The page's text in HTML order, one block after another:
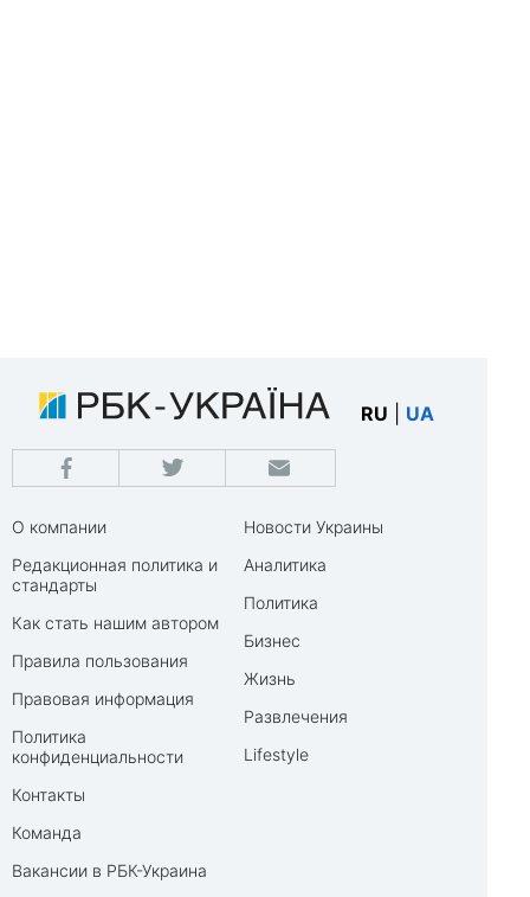
RU UA
О компании
Редакционная политика и
стандарты
Как стать нашим автором
Правила пользования
Правовая информация
Политика
конфиденциальности
Контакты
Команда
Вакансии в РБК-Украина
Новости Украины
Аналитика
Политика
Бизнес
Жизнь
Развлечения
Lifestyle